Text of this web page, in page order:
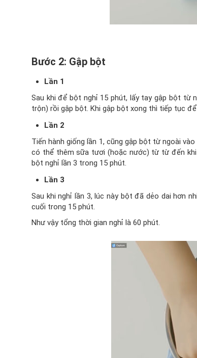
Bước 2: Gập bột
Lần 1
Sau khi để bột nghỉ 15 phút, lấy tay gập bột từ
trộn) rồi gập bột. Khi gập bột xong thì tiếp tục
Lần 2
Tiến hành giống lần 1, cũng gập bột từ ngoài
có thể thêm sữa tươi (hoặc nước) từ từ đến
bột nghỉ lần 3 trong 15 phút.
Lần 3
Sau khi nghỉ lần 3, lúc này bột đã dẻo dai hơn
cuối trong 15 phút.
Như vậy tổng thời gian nghỉ là 60 phút.